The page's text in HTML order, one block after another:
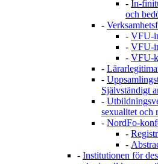
- In-
och
-
- VFU-
- VFU-
- VFU-
-
-
Självständigt
-
sexualitet och
- NordFo-
-
-
- Institutionen för